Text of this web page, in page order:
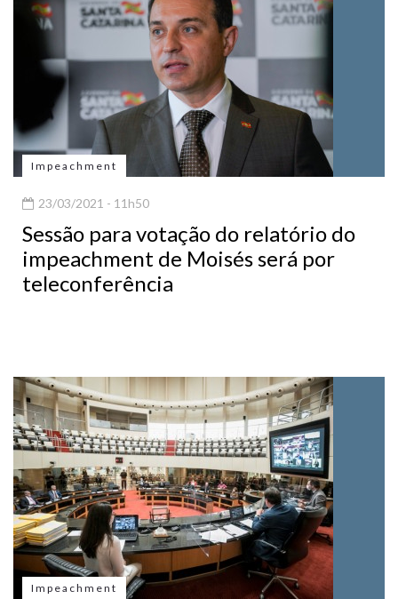
Impeachment
23/03/2021 - 11h50
Sessão para votação do relatório do
impeachment de Moisés será por
teleconferência
Impeachment